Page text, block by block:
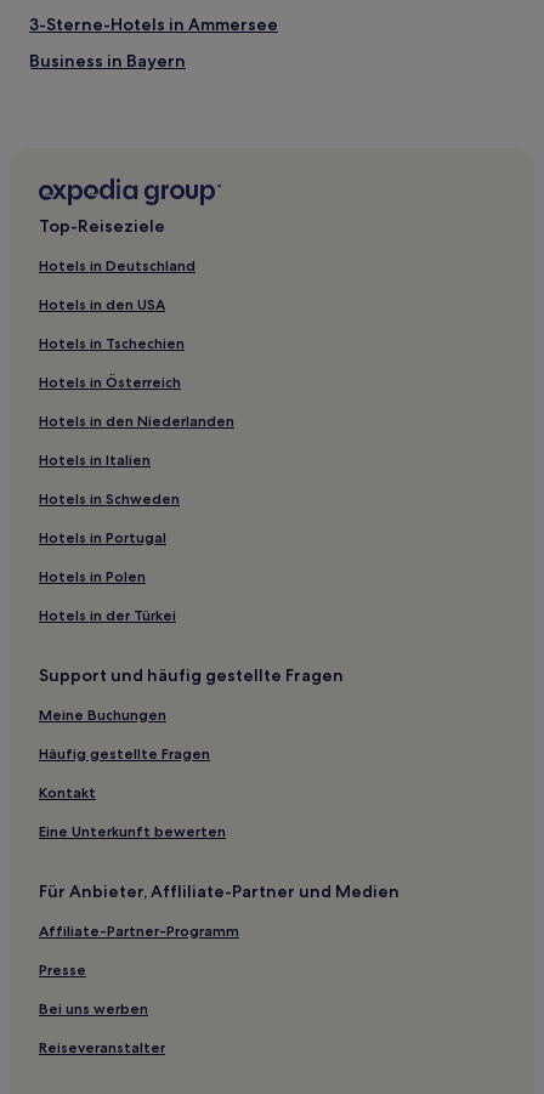
3-Sterne-Hotels in Ammersee
Business in Bayern
Hotels mit Fitnessbereich in Bayern
Hotels mit Parkplatz in Bayern
Hotels mit inbegriffenem Frühstück in Schwaben
Familien in Schwaben
Haustierfreundliche in Schwaben
Hotels mit Pool in Schwaben
Hotels mit Wellnessbereich in Schwaben
Haustierfreundliche in Dachau
Business in Schwanthalerhöhe
Hotels mit Fitnessbereich in Schwanthalerhöhe
Familien in Schwanthalerhöhe
Haustierfreundliche in Herrsching am Ammersee
Lgbtqia-Freundliche nahe Leopoldstraße
Familien nahe Leopoldstraße
Hotels mit Wellnessbereich nahe Leopoldstraße
Haustierfreundliche in Landsberg am Lech
Hotels mit Parkplatz in Schwabing-West
Lgbtqia-Freundliche in München
Familien in München
Haustierfreundliche in München
Hotels mit Wellnessbereich nahe Ammersee
Golf nahe Ammersee
Top-Reiseziele
Hotels in Deutschland
Hotels in den USA
Hotels in Tschechien
Hotels in Österreich
Hotels in den Niederlanden
Hotels in Italien
Hotels in Schweden
Hotels in Portugal
Hotels in Polen
Hotels in der Türkei
Support und häufig gestellte Fragen
Meine Buchungen
Häufig gestellte Fragen
Kontakt
Eine Unterkunft bewerten
Für Anbieter, Affliliate-Partner und Medien
Affiliate-Partner-Programm
Presse
Bei uns werben
Reiseveranstalter